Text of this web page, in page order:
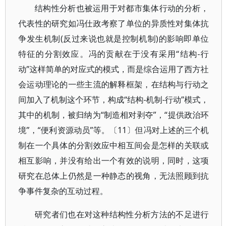
结构性分析也被运用于对都市集体行动的分析，
代表性的研究如冯仕政考察了单位的异质性对集体抗
争发生机制(反过来说也就是控制机制)的影响即单位
特征的分割效应。冯的贡献在于没有采用“结构-行
动”这样简单的对应式的模式，而是综合运用了西方社
会运动理论的一些主流的解释框架，在结构与行动之
间加入了机制这个环节，构成“结构-机制-行动”模式，
其中的机制，被归纳为“制造相对剥夺”，“提供政治环
境”，“便利资源动员”等。〔11〕但冯对上述的三个机
制在一个具体的分割效应中相互间会是怎样的关联或
相互影响，并没有给出一个有效的说明，同时，这项
研究在总体上仍然是一种静态的视角，无法照顾到抗
争事件复杂的互动过程。
研究者们也在对这种结构性分析方法的不足进行